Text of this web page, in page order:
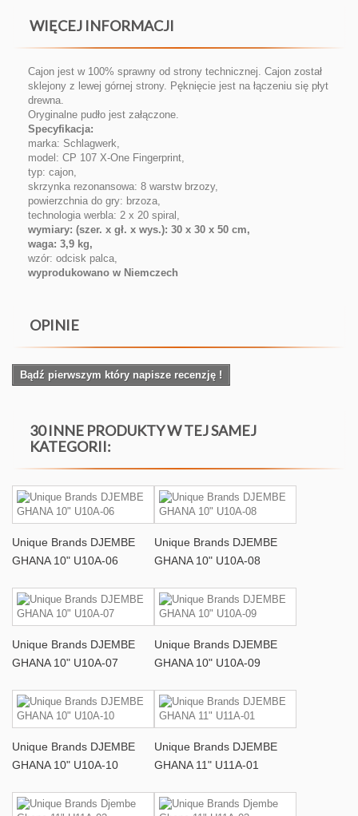
WIĘCEJ INFORMACJI
Cajon jest w 100% sprawny od strony technicznej. Cajon został
sklejony z lewej górnej strony. Pęknięcie jest na łączeniu się płyt
drewna.
Oryginalne pudło jest załączone.
Specyfikacja:
marka: Schlagwerk,
model: CP 107 X-One Fingerprint,
typ: cajon,
skrzynka rezonansowa: 8 warstw brzozy,
powierzchnia do gry: brzoza,
technologia werbla: 2 x 20 spiral,
wymiary: (szer. x gł. x wys.): 30 x 30 x 50 cm,
waga: 3,9 kg,
wzór: odcisk palca,
wyprodukowano w Niemczech
OPINIE
Bądź pierwszym który napisze recenzję !
30 INNE PRODUKTY W TEJ SAMEJ
KATEGORII:
Unique Brands DJEMBE
GHANA 10" U10A-06
Unique Brands DJEMBE
GHANA 10" U10A-08
Unique Brands DJEMBE
GHANA 10" U10A-07
Unique Brands DJEMBE
GHANA 10" U10A-09
Unique Brands DJEMBE
GHANA 10" U10A-10
Unique Brands DJEMBE
GHANA 11" U11A-01